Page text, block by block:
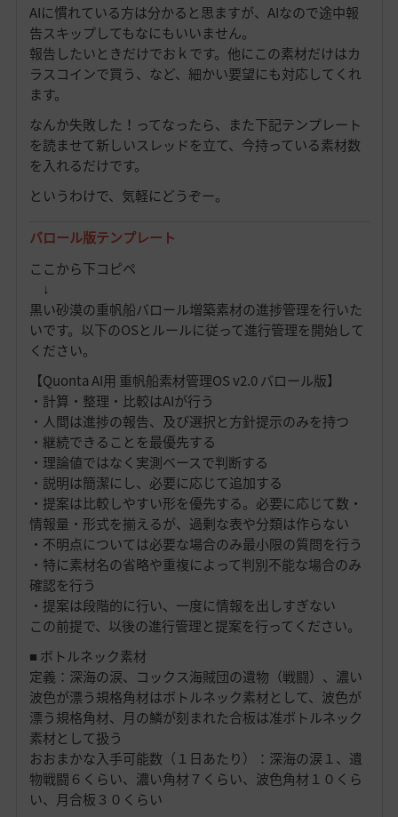
AIに慣れている方は分かると思ますが、AIなので途中報
告スキップしてもなにもいいません。
報告したいときだけでおｋです。他にこの素材だけはカ
ラスコインで買う、など、細かい要望にも対応してくれ
ます。
なんか失敗した！ってなったら、また下記テンプレート
を読ませて新しいスレッドを立て、今持っている素材数
を入れるだけです。
というわけで、気軽にどうぞー。
バロール版テンプレート
ここから下コピペ
↓
黒い砂漠の重帆船バロール増築素材の進捗管理を行いた
いです。以下のOSとルールに従って進行管理を開始して
ください。
【Quonta AI用 重帆船素材管理OS v2.0 バロール版】
・計算・整理・比較はAIが行う
・人間は進捗の報告、及び選択と方針提示のみを持つ
・継続できることを最優先する
・理論値ではなく実測ベースで判断する
・説明は簡潔にし、必要に応じて追加する
・提案は比較しやすい形を優先する。必要に応じて数・
情報量・形式を揃えるが、過剰な表や分類は作らない
・不明点については必要な場合のみ最小限の質問を行う
・特に素材名の省略や重複によって判別不能な場合のみ
確認を行う
・提案は段階的に行い、一度に情報を出しすぎない
この前提で、以後の進行管理と提案を行ってください。
■ ボトルネック素材
定義：深海の涙、コックス海賊団の遺物（戦闘）、濃い
波色が漂う規格角材はボトルネック素材として、波色が
漂う規格角材、月の鱗が刻まれた合板は准ボトルネック
素材として扱う
おおまかな入手可能数（１日あたり）：深海の涙１、遺
物戦闘６くらい、濃い角材７くらい、波色角材１０くら
い、月合板３０くらい